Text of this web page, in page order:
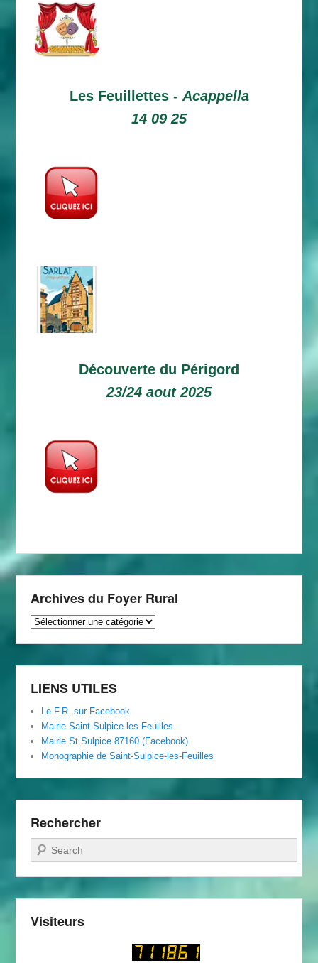
Les Feuillettes - Acappella
14 09 25
Découverte du Périgord
23/24 aout 2025
Archives du Foyer Rural
Archives
Rural
LIENS UTILES
Le F.R. sur Facebook
Mairie Saint-Sulpice-les-Feuilles
Mairie St Sulpice 87160 (Facebook)
Monographie de Saint-Sulpice-les-Feuilles
Rechercher
Recherche
Visiteurs